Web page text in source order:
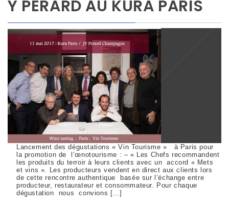
Y PERARD AU KURA PARIS
Lancement des dégustations « Vin Tourisme » à Paris pour
la promotion de l’œnotourisme : – « Les Chefs recommandent
les produits du terroir à leurs clients avec un accord « Mets
et vins ». Les producteurs vendent en direct aux clients lors
de cette rencontre authentique basée sur l’échange entre
producteur, restaurateur et consommateur. Pour chaque
dégustation nous convions […]